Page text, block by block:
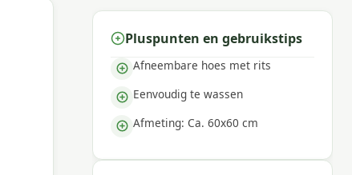
Pluspunten en gebruikstips
Afneembare hoes met rits
Eenvoudig te wassen
Afmeting: Ca. 60x60 cm